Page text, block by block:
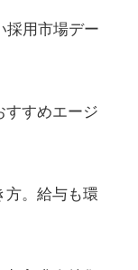
採用市場デー
すすめエージ
方。給与も環